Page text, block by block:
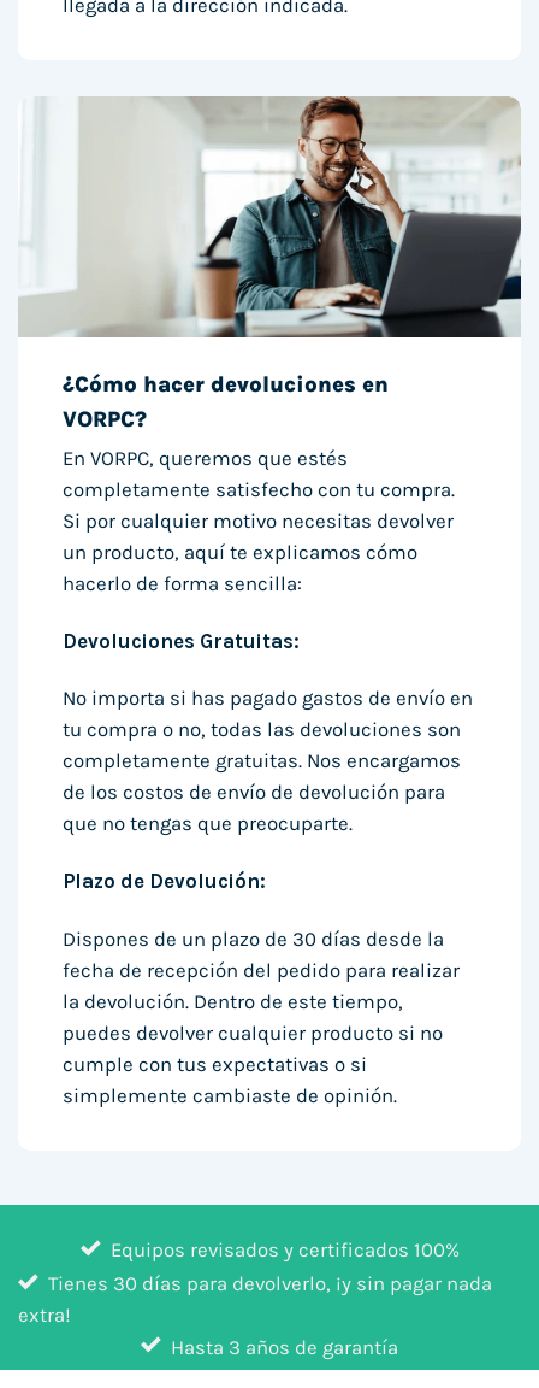
llegada a la dirección indicada.
¿Cómo hacer devoluciones en
VORPC?
En VORPC, queremos que estés
completamente satisfecho con tu compra.
Si por cualquier motivo necesitas devolver
un producto, aquí te explicamos cómo
hacerlo de forma sencilla:
Devoluciones Gratuitas:
No importa si has pagado gastos de envío en
tu compra o no, todas las devoluciones son
completamente gratuitas. Nos encargamos
de los costos de envío de devolución para
que no tengas que preocuparte.
Plazo de Devolución:
Dispones de un plazo de 30 días desde la
fecha de recepción del pedido para realizar
la devolución. Dentro de este tiempo,
puedes devolver cualquier producto si no
cumple con tus expectativas o si
simplemente cambiaste de opinión.
Equipos revisados y certificados 100%
Tienes 30 días para devolverlo, ¡y sin pagar nada
extra!
Hasta 3 años de garantía